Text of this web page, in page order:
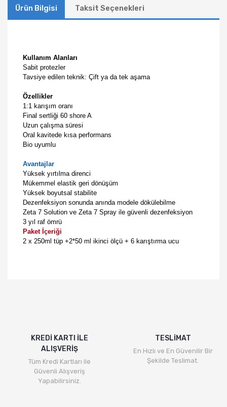
Ürün Bilgisi Taksit Seçenekleri
Kullanım Alanları
Sabit protezler
Tavsiye edilen teknik: Çift ya da tek aşama
Özellikler
1:1 karışım oranı
Final sertliği 60 shore A
Uzun çalışma süresi
Oral kavitede kısa performans
Bio uyumlu
Avantajlar
Yüksek yırtılma direnci
Mükemmel elastik geri dönüşüm
Yüksek boyutsal stabilite
Dezenfeksiyon sonunda anında modele dökülebilme
Zeta 7 Solution ve Zeta 7 Spray ile güvenli dezenfeksiyon
3 yıl raf ömrü
Paket İçeriği
2 x 250ml tüp +2*50 ml ikinci ölçü + 6 karıştırma ucu
KREDİ KARTI İLE
ALIŞVERİŞ
Tüm Kredi Kartları ile
Güvenli Alışveriş
Yapabilirsiniz.
TESLİMAT
En Hızlı ve En Güvenilir Bir
Şekilde Teslimat.